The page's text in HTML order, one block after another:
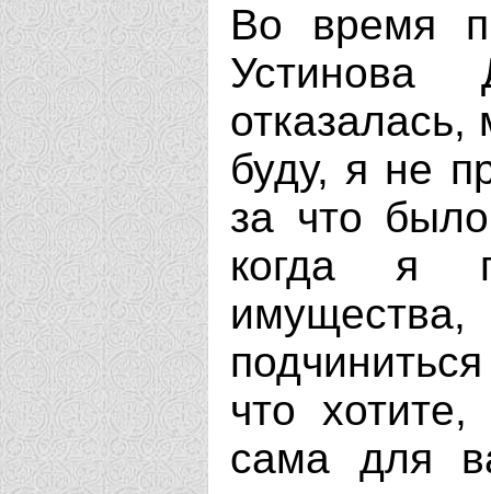
Во время
Устинова
отказалась,
буду, я не
за что
когда я
что
сама для